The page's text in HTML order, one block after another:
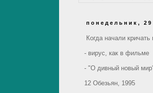
понедельник, 29
Когда начали
- вирус, как в фильме
- "О дивный новый
12 Обезьян, 1995